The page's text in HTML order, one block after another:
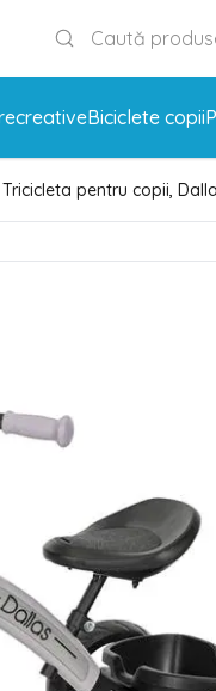
Biciclete copii
Tricicleta pentru copii,